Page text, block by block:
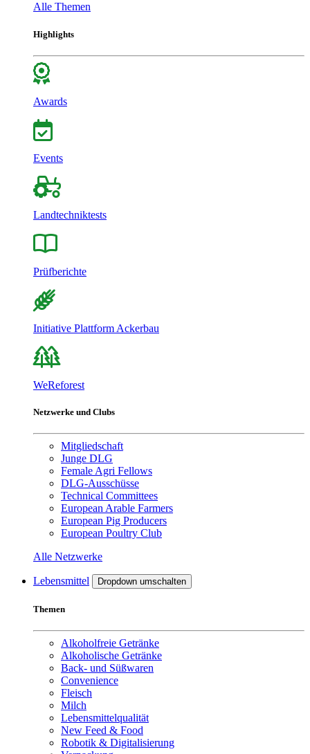
Alle Themen
Highlights
Awards
Events
Landtechniktests
Prüfberichte
Initiative Plattform Ackerbau
WeReforest
Netzwerke und Clubs
Mitgliedschaft
Junge DLG
Female Agri Fellows
DLG-Ausschüsse
Technical Committees
European Arable Farmers
European Pig Producers
European Poultry Club
Alle Netzwerke
Lebensmittel Dropdown umschalten
Themen
Alkoholfreie Getränke
Alkoholische Getränke
Back- und Süßwaren
Convenience
Fleisch
Milch
Lebensmittelqualität
New Feed & Food
Robotik & Digitalisierung